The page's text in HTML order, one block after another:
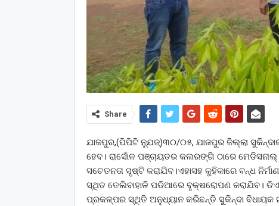
Share
ଯାଜପୁର,(ପିପିଟି ନ୍ଯୁଜ୍)୩୦/୦୫, ଯାଜପୁର ଜିଲ୍ଲା
ହେବ। ରାସୋଁଳ ପଞ୍ଚାୟତର କଲରଙ୍ଗି ଠାରେ
ସଚେତନତା ସୃଷ୍ଟି କରାଯିବ।ଏହାସହ କୁହିକାରେ ବନ୍ଧ
ସ୍ଥିତ ତେଲିବାହାଳି ପଡିଆରେ ବୃକ୍ଷରୋପଣ କରାଯିବ।
ପ୍ରକଳ୍ପର ସ୍ଥିତି ଅନୁଧ୍ୟାନ କରିଛନ୍ତି ସୁକିନ୍ଦା ବିଧାୟକ